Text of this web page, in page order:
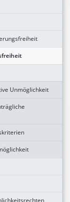
Unmöglichkeit